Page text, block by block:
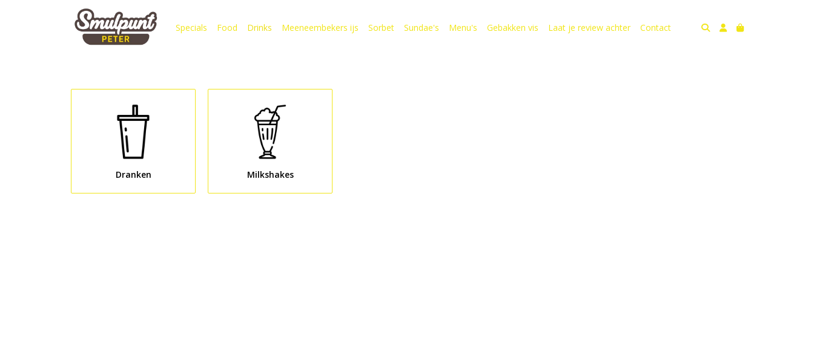
Specials Food Drinks Meeneembekers ijs Sorbet Sundae's Menu's Gebakken vis Laat je review achter Contact
Dranken Milkshakes